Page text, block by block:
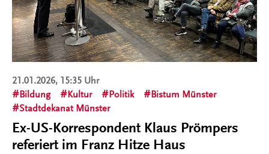
21.01.2026, 15:35 Uhr
Bildung
Kultur Politik
Bistum Münster
Stadtdekanat Münster
Ex-US-Korrespondent Klaus Prömpers
referiert im Franz Hitze Haus